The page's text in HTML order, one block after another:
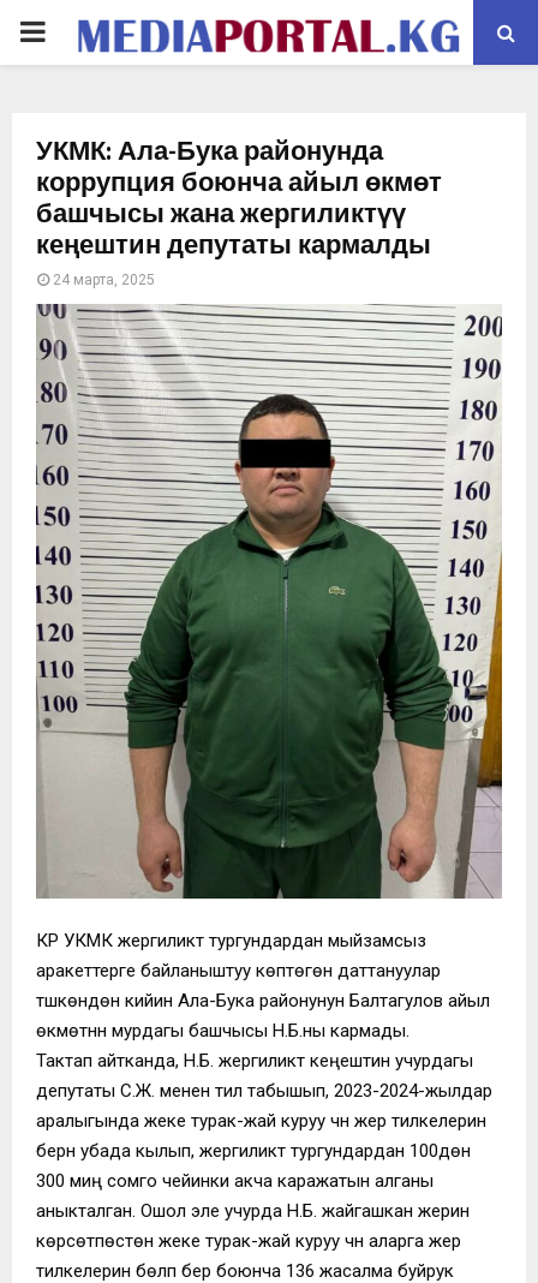
PRIMARY
УКМК: Ала-Бука районунда
коррупция боюнча айыл өкмөт
башчысы жана жергиликтүү
кеңештин депутаты кармалды
24 марта, 2025
КР УКМК жергиликтүү тургундардан мыйзамсыз
аракеттерге байланыштуу көптөгөн даттануулар
түшкөндөн кийин Ала-Бука районунун Балтагулов айыл
өкмөтүнүн мурдагы башчысы Н.Б.ны кармады.
Тактап айтканда, Н.Б. жергиликтүү кеңештин учурдагы
депутаты С.Ж. менен тил табышып, 2023-2024-жылдар
аралыгында жеке турак-жай куруу үчүн жер тилкелерин
берүүнү убада кылып, жергиликтүү тургундардан 100дөн
300 миң сомго чейинки акча каражатын алганы
аныкталган. Ошол эле учурда Н.Б. жайгашкан жерин
көрсөтпөстөн жеке турак-жай куруу үчүн аларга жер
тилкелерин бөлүп берүү боюнча 136 жасалма буйрук